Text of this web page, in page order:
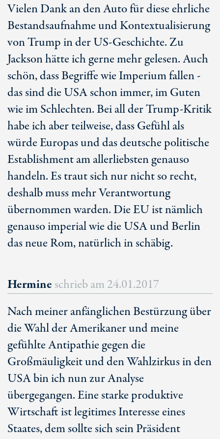
Vielen Dank an den Auto für diese ehrliche
Bestandsaufnahme und Kontextualisierung
von Trump in der US-Geschichte. Zu
Jackson hätte ich gerne mehr gelesen. Auch
schön, dass Begriffe wie Imperium fallen -
das sind die USA schon immer, im Guten
wie im Schlechten. Bei all der Trump-Kritik
habe ich aber teilweise, dass Gefühl als
würde Europas und das deutsche politische
Establishment am allerliebsten genauso
handeln. Es traut sich nur nicht so recht,
deshalb muss mehr Verantwortung
übernommen warden. Die EU ist nämlich
genauso imperial wie die USA und Berlin
das neue Rom, natürlich in schäbig.
Hermine schrieb am 24.01.2017
Nach meiner anfänglichen Bestürzung über
die Wahl der Amerikaner und meine
gefühlte Antipathie gegen die
Großmäuligkeit und den Wahlzirkus in den
USA bin ich nun zur Analyse
übergegangen. Eine starke produktive
Wirtschaft ist legitimes Interesse eines
Staates, dem sollte sich sein Präsident